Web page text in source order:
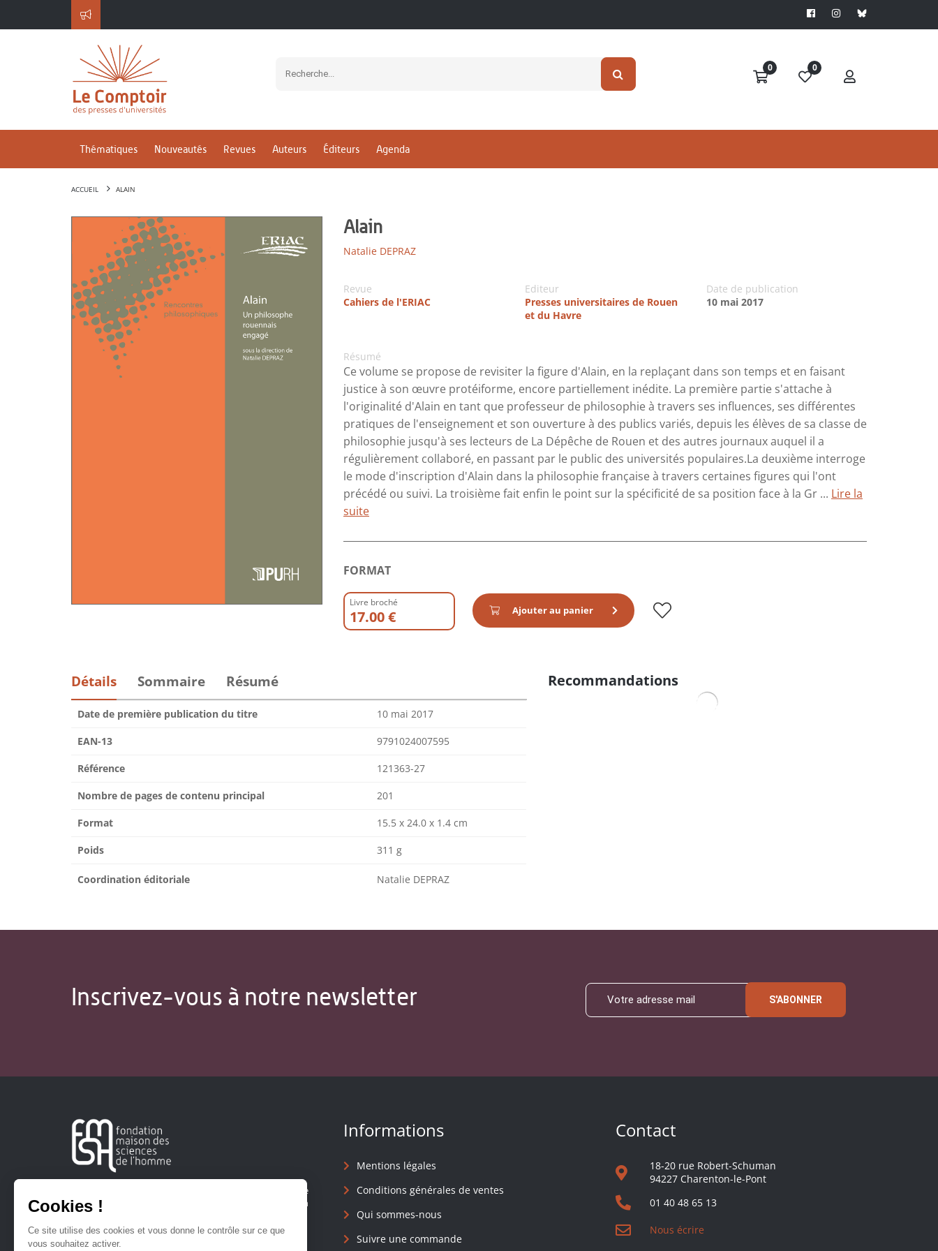
0 0
Thématiques Nouveautés Revues Auteurs Éditeurs Agenda
ACCUEIL ALAIN
Alain
Natalie DEPRAZ
Revue
Cahiers de l'ERIAC
Editeur
Presses universitaires de Rouen
et du Havre
Date de publication
10 mai 2017
Résumé
Ce volume se propose de revisiter la figure d'Alain, en la replaçant dans son temps et en faisant
justice à son œuvre protéiforme, encore partiellement inédite. La première partie s'attache à
l'originalité d'Alain en tant que professeur de philosophie à travers ses influences, ses différentes
pratiques de l'enseignement et son ouverture à des publics variés, depuis les élèves de sa classe de
philosophie jusqu'à ses lecteurs de La Dépêche de Rouen et des autres journaux auquel il a
régulièrement collaboré, en passant par le public des universités populaires.La deuxième interroge
le mode d'inscription d'Alain dans la philosophie française à travers certaines figures qui l'ont
précédé ou suivi. La troisième fait enfin le point sur la spécificité de sa position face à la Gr ... Lire la
suite
FORMAT
Livre broché
17.00 € Ajouter au panier
Détails Sommaire Résumé
Date de première publication du titre 10 mai 2017
EAN-13 9791024007595
Référence 121363-27
Nombre de pages de contenu principal 201
Format 15.5 x 24.0 x 1.4 cm
Poids 311 g
Coordination éditoriale Natalie DEPRAZ
Recommandations
Inscrivez-vous à notre newsletter S'ABONNER
Créée en 1963, la Fondation Maison Sciences de l'Homme
soutient la recherche et la diffusion des connaissances en
sciences humaines et sociales.
Informations
Mentions légales
Conditions générales de ventes
Qui sommes-nous
Suivre une commande
Contact
18-20 rue Robert-Schuman
94227 Charenton-le-Pont
01 40 48 65 13
Nous écrire